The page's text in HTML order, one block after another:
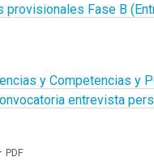
Fase B
y Competencias y
entrevista
PDF